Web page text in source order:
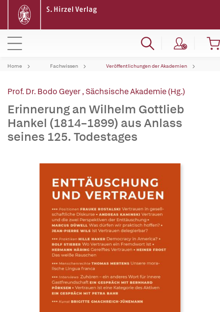
Home Fachwissen Veröffentlichungen der Akademien
Prof. Dr. Bodo Geyer,Sächsische Akademie (Hg.)
Erinnerung an Wilhelm Gottlieb
Hankel (1814–1899) aus Anlass
seines 125. Todestages